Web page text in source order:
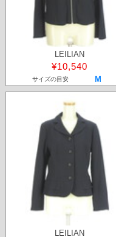
LEILIAN
¥10,540
サイズの目安 M
LEILIAN